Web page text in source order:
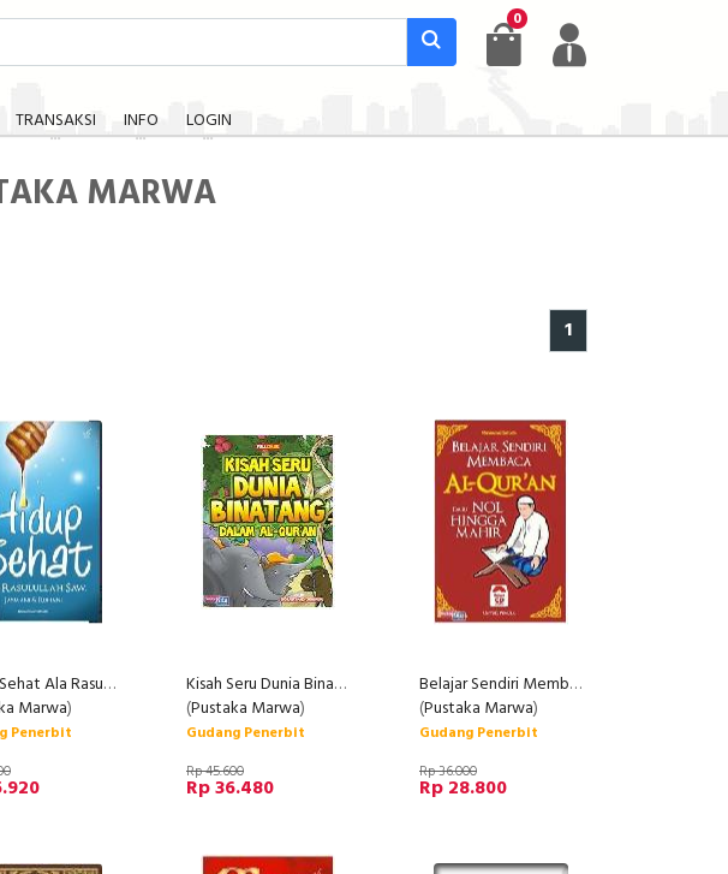
0
TRANSAKSI INFO LOGIN
MARWA
1
Hidup Sehat Ala Rasulullah Saw
Marwa)
Penerbit
Kisah Seru Dunia Binatang dalam Al-Quran
(Pustaka Marwa)
Gudang Penerbit
Rp 45.600
Rp 36.480
Belajar Sendiri Membaca Al-Quran
(Pustaka Marwa)
Gudang Penerbit
Rp 36.000
Rp 28.800